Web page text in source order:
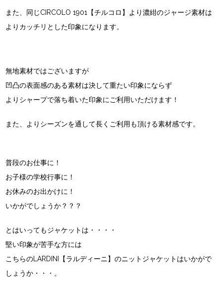
また、同じCIRCOLO 1901【チルコロ】より濃紺のジャージ素材は
よりカッチリとした印象になります。
無地素材ではございますが
凹凸の表面感のある素材は決して重たい印象にならず
よりシャープで落ち着いた印象にご利用いただけます！
また、よりシーズンを通して長くご利用も頂ける素材感です。
普段のお仕事に！
お子様の学校行事に！
お休みのお出かけに！
いかがでしょうか？？？
とはいってもジャケットは・・・・
堅い印象が苦手な方には
こちらのLARDINI【ラルディーニ】のニットジャケットはいかがで
しょうか・・・。